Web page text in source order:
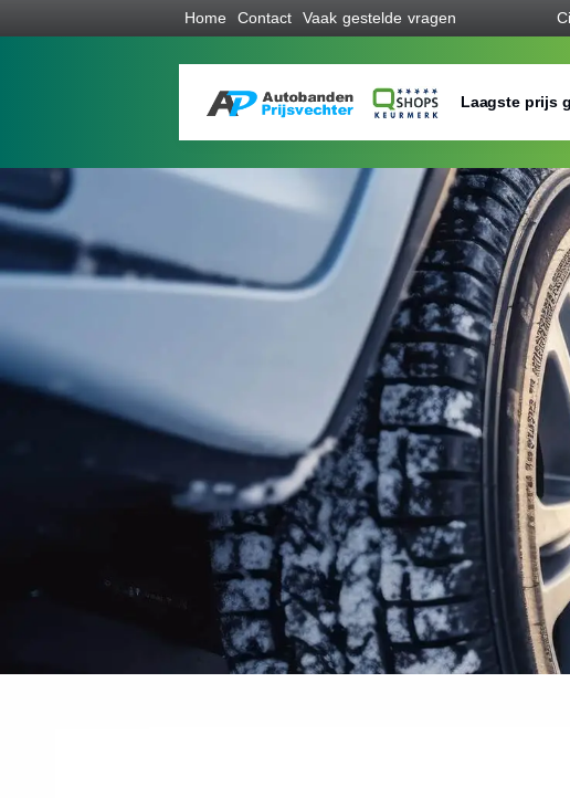
Home Contact Vaak gestelde vragen
Laagste prijs